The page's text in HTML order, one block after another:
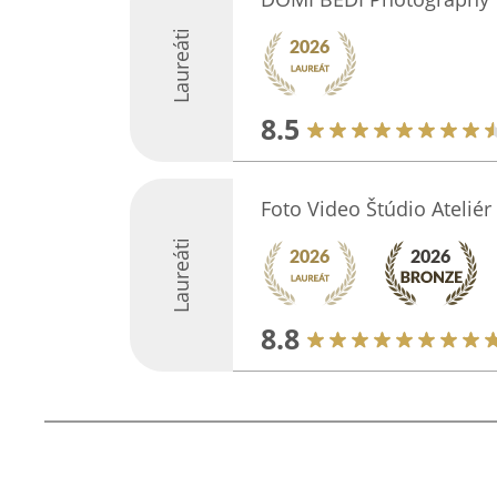
Laureáti
8.5
Laureáti
Foto Video Štúdio Ateliér
8.8